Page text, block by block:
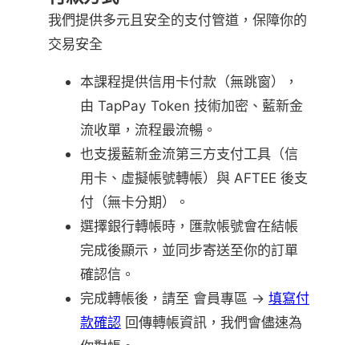
我們提供多元且安全的支付管道，保障你的
交易安全
本課程提供信用卡付款（無跳窗），
由 TapPay Token 技術加密、藍新金
流收單，流程最流暢。
也支援藍新金流第三方支付工具（信
用卡、虛擬帳號轉帳）與 AFTEE 後支
付（無卡分期）。
選擇銀行轉帳時，匯款帳號會在結帳
完成後顯示，並同步寄送至你的訂單
確認信。
完成轉帳後，請至 會員專區 → 填寫付
款確認 回傳轉帳資訊，我們會儘速為